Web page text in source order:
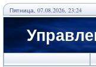
Пятница, 07.08.2026, 23:24